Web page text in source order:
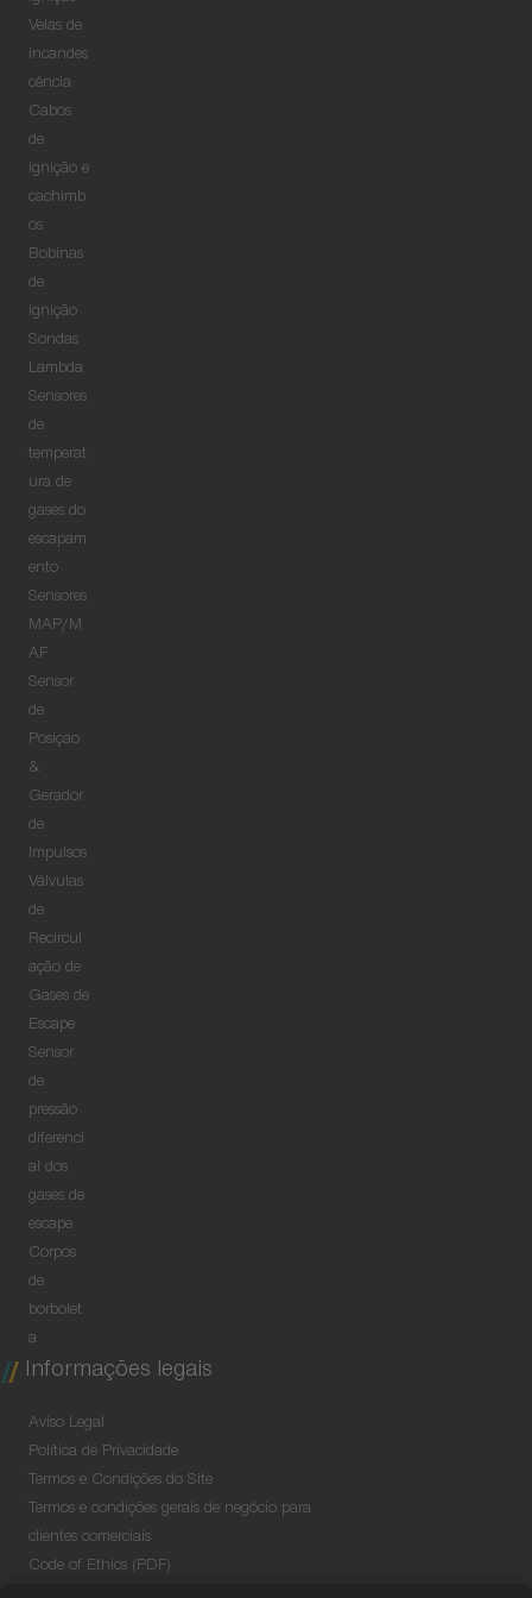
Velas de
incandes
cência
Cabos
de
ignição e
cachimb
os
Bobinas
de
ignição
Sondas
Lambda
Sensores
de
temperat
ura de
gases do
escapam
ento
Sensores
MAP/M
AF
Sensor
de
Posiçao
&
Gerador
de
Impulsos
Válvulas
de
Recircul
ação de
Gases de
Escape
Sensor
de
pressão
diferenci
al dos
gases de
escape
Corpos
de
borbolet
a
Informações legais
Aviso Legal
Política de Privacidade
Termos e Condições do Site
Termos e condições gerais de negócio para
clientes comerciais
Code of Ethics (PDF)